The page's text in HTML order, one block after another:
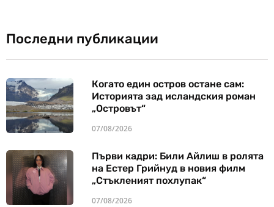
Последни публикации
Когато един остров остане сам:
Историята зад исландския роман
„Островът“
07/08/2026
Първи кадри: Били Айлиш в ролята
на Естер Грийнуд в новия филм
„Стъкленият похлупак“
07/08/2026